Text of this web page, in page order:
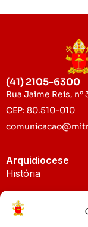
(41) 2105-6300
Rua Jaime Reis,
CEP: 80.510-010
Arquidiocese
História
Padroeira